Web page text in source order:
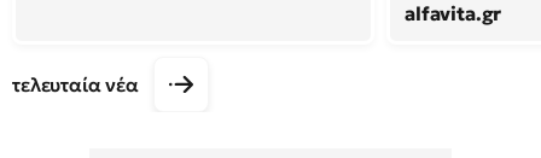
alfavita.gr
τελευταία νέα